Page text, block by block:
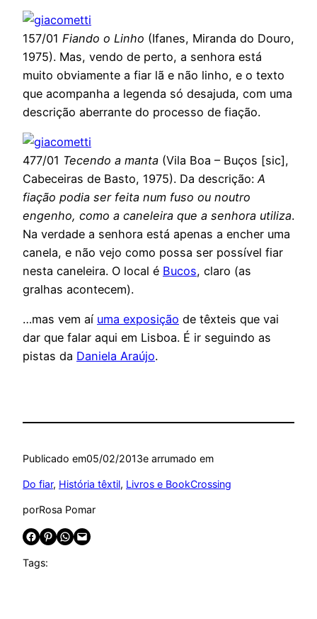
157/01 Fiando o Linho (Ifanes, Miranda do Douro,
1975). Mas, vendo de perto, a senhora está
muito obviamente a fiar lã e não linho, e o texto
que acompanha a legenda só desajuda, com uma
descrição aberrante do processo de fiação.
477/01 Tecendo a manta (Vila Boa – Buços [sic],
Cabeceiras de Basto, 1975). Da descrição:A
fiação podia ser feita num fuso ou noutro
engenho, como a caneleira que a senhora utiliza.
Na verdade a senhora está apenas a encher uma
canela, e não vejo como possa ser possível fiar
nesta caneleira. O local é Bucos, claro (as
gralhas acontecem).
…mas vem aí uma exposição de têxteis que vai
dar que falar aqui em Lisboa. É ir seguindo as
pistas da Daniela Araújo.
Publicado em05/02/2013e arrumado em
Do fiar, História têxtil, Livros e BookCrossing
porRosa Pomar
Share on Facebook Share on Pinterest Share on WhatsApp Email this Page
Tags: